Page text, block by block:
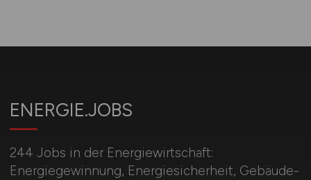
ENERGIE.JOBS
244 Jobs in der Energiewirtschaft:
Energiegewinnung, Energiesicherheit, Gebäude-